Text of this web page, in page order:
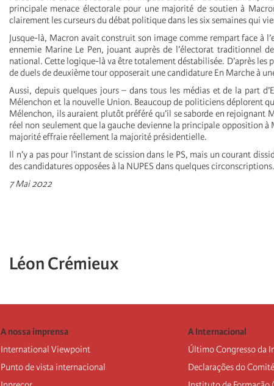
principale menace électorale pour une majorité de soutien à
clairement les curseurs du débat politique dans les six semaines qui
Jusque-là, Macron avait construit son image comme rempart face à
ennemie Marine Le Pen, jouant auprès de l’électorat traditionnel
national. Cette logique-là va être totalement déstabilisée. D’après les
de duels de deuxième tour opposerait une candidature En Marche à
Aussi, depuis quelques jours – dans tous les médias et de la part
Mélenchon et la nouvelle Union. Beaucoup de politiciens déplorent
Mélenchon, ils auraient plutôt préféré qu’il se saborde en rejoignant
réel non seulement que la gauche devienne la principale opposition à
majorité effraie réellement la majorité présidentielle.
Il n’y a pas pour l’instant de scission dans le PS, mais un courant
des candidatures opposées à la NUPES dans quelques circonscriptions.
7 Mai 2022
Léon Crémieux
A nossa imprensa
International Viewpoint
Punto de vista internacional
A Internacional
Último Congresso da
Declarações do